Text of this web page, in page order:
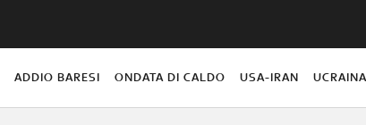
ADDIO BARESI ONDATA DI CALDO USA-IRAN